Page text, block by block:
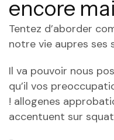
encore
Tentez d’aborder
notre vie aupres ses
Il va pouvoir nous
qu’il vos
! allogenes
accentuent sur